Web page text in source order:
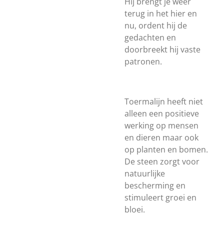
terug in het hier en
nu, ordent hij de
gedachten en
doorbreekt hij vaste
patronen.
Toermalijn heeft niet
alleen een positieve
werking op mensen
en dieren maar ook
op planten en bomen.
De steen zorgt voor
natuurlijke
bescherming en
stimuleert groei en
bloei.